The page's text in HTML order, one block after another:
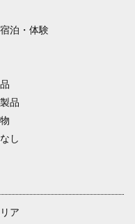
泊・体験
品
し
ア